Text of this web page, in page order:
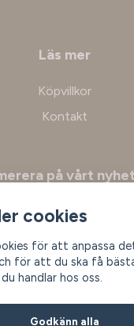
Läs mer
Köpvillkor
Kontakt
på vårt
cookies
för att anpassa
för att du ska få
handlar hos oss.
Godkänn alla